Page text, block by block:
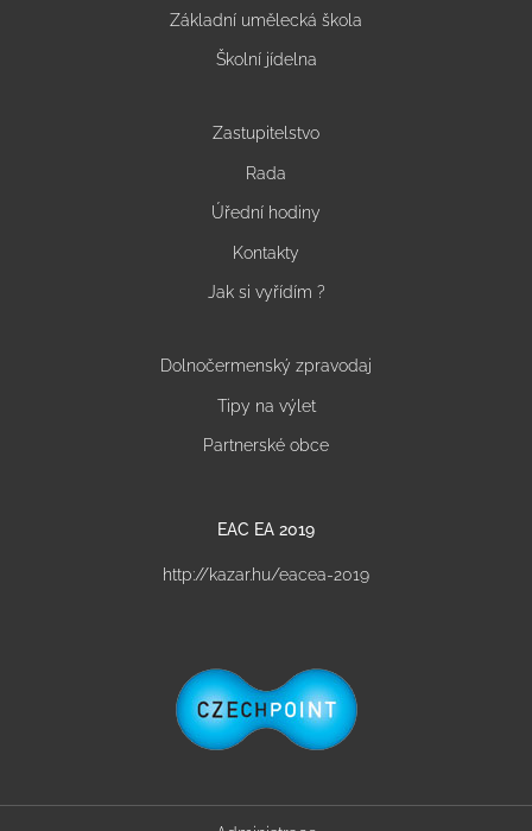
Základní umělecká škola
Školní jídelna
Zastupitelstvo
Rada
Úřední hodiny
Kontakty
Jak si vyřídím ?
Dolnočermenský zpravodaj
Tipy na výlet
Partnerské obce
EAC EA 2019
http://kazar.hu/eacea-2019